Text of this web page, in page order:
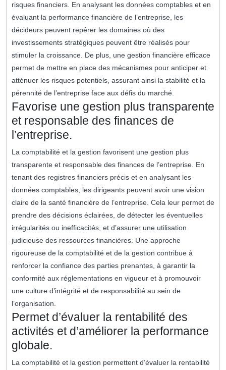
risques financiers. En analysant les données comptables et en
évaluant la performance financière de l’entreprise, les
décideurs peuvent repérer les domaines où des
investissements stratégiques peuvent être réalisés pour
stimuler la croissance. De plus, une gestion financière efficace
permet de mettre en place des mécanismes pour anticiper et
atténuer les risques potentiels, assurant ainsi la stabilité et la
pérennité de l’entreprise face aux défis du marché.
Favorise une gestion plus transparente
et responsable des finances de
l’entreprise.
La comptabilité et la gestion favorisent une gestion plus
transparente et responsable des finances de l’entreprise. En
tenant des registres financiers précis et en analysant les
données comptables, les dirigeants peuvent avoir une vision
claire de la santé financière de l’entreprise. Cela leur permet de
prendre des décisions éclairées, de détecter les éventuelles
irrégularités ou inefficacités, et d’assurer une utilisation
judicieuse des ressources financières. Une approche
rigoureuse de la comptabilité et de la gestion contribue à
renforcer la confiance des parties prenantes, à garantir la
conformité aux réglementations en vigueur et à promouvoir
une culture d’intégrité et de responsabilité au sein de
l’organisation.
Permet d’évaluer la rentabilité des
activités et d’améliorer la performance
globale.
La comptabilité et la gestion permettent d’évaluer la rentabilité